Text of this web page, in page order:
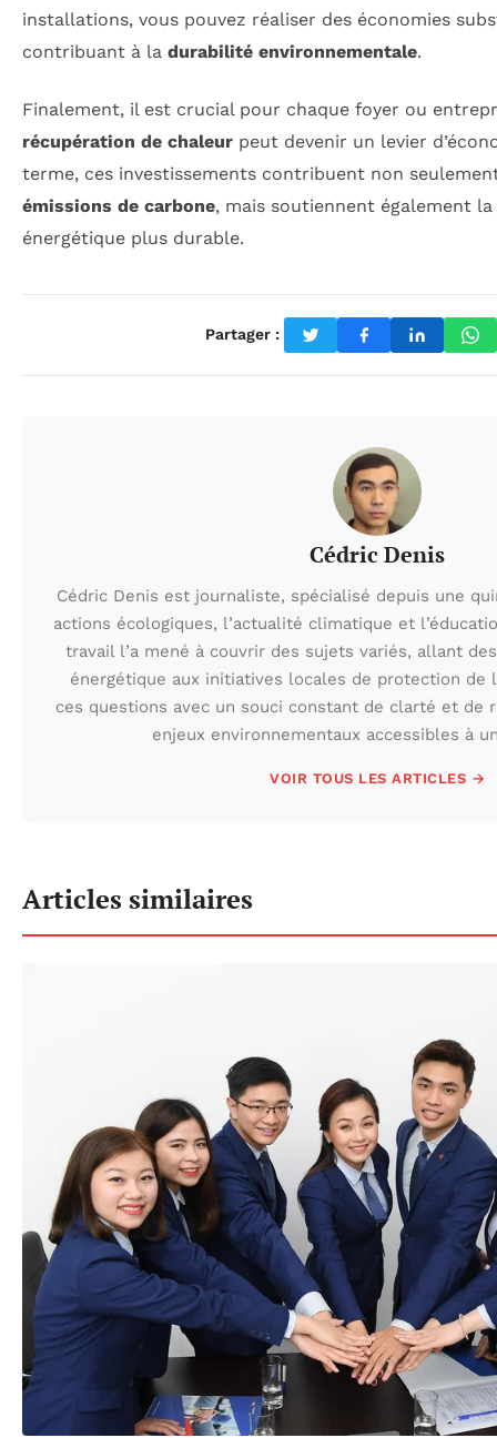
installations, vous pouvez réaliser des économies
contribuant à la durabilité environnementale.
Finalement, il est crucial pour chaque foyer ou
récupération de chaleur peut devenir un levier
terme, ces investissements contribuent non
émissions de carbone, mais soutiennent également
énergétique plus durable.
Partager :
Cédric Denis
Cédric Denis est journaliste, spécialisé depuis une
actions écologiques, l’actualité climatique et
travail l’a mené à couvrir des sujets variés, allant
énergétique aux initiatives locales de protection de
ces questions avec un souci constant de clarté et de
enjeux environnementaux accessibles à
VOIR TOUS LES ARTICLES →
Articles similaires